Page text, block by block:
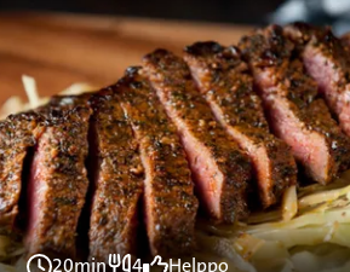
20min 4 Helppo